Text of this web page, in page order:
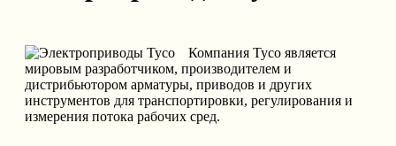
Компания Tyco является
мировым разработчиком, производителем и
дистрибьютором арматуры, приводов и других
инструментов для транспортировки, регулирования и
измерения потока рабочих сред.